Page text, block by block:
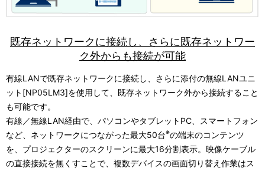
既存ネットワークに接続し、さらに既存ネットワー
ク外からも接続が可能
有線LANで既存ネットワークに接続し、さらに添付の無線LANユニ
ット[NP05LM3]を使用して、既存ネットワーク外から接続すること
も可能です。
有線／無線LAN経由で、パソコンやタブレットPC、スマートフォン
など、ネットワークにつながった最大50台※の端末のコンテンツ
を、プロジェクターのスクリーンに最大16分割表示。映像ケーブル
の直接接続を無くすことで、複数デバイスの画面切り替え作業はス